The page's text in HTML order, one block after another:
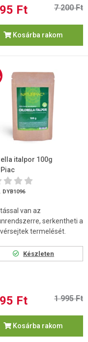
Ft 7 200 Ft
Kosárba rakom
italpor 100g
DYB1096
van az
serkentheti a
termelését.
Készleten
Ft 1 995 Ft
Kosárba rakom